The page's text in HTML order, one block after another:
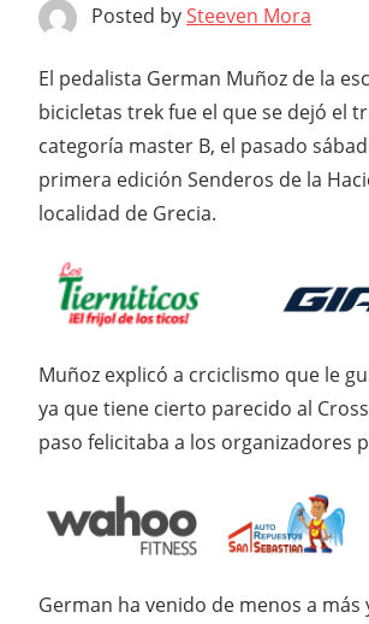
Posted bySteeven Mora
El pedalista German Muñoz de la
bicicletas trek fue el que se dejó el
categoría master B, el pasado
primera edición Senderos de la
localidad de Grecia.
Muñoz explicó a crciclismo que le
ya que tiene cierto parecido al
paso felicitaba a los organizadores
German ha venido de menos a más